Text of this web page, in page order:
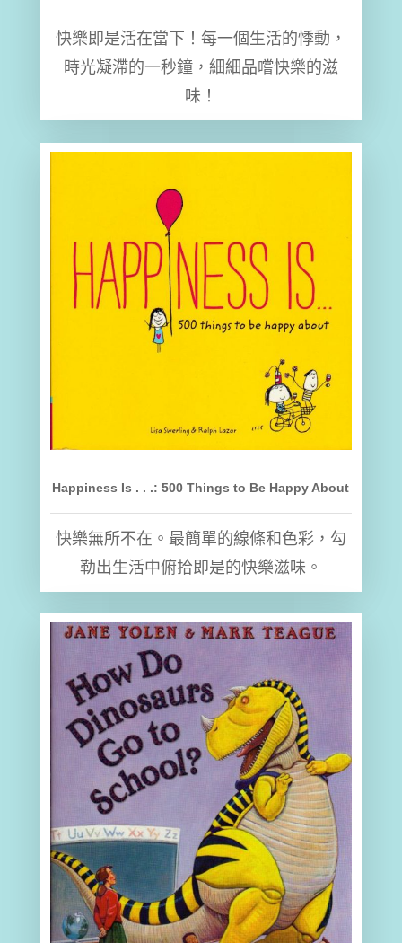
快樂即是活在當下！每一個生活的悸動，
時光凝滯的一秒鐘，細細品嚐快樂的滋
味！
Happiness Is . . .: 500 Things to Be Happy About
快樂無所不在。最簡單的線條和色彩，勾
勒出生活中俯拾即是的快樂滋味。